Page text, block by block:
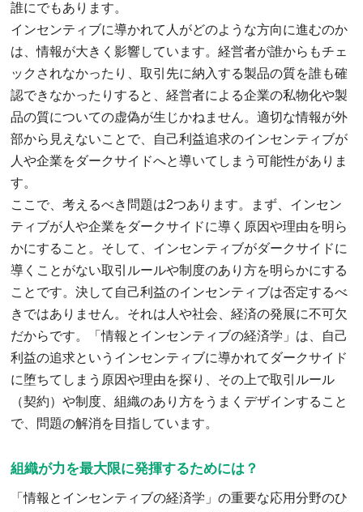
誰にでもあります。
インセンティブに導かれて人がどのような方向に進むのか
は、情報が大きく影響しています。経営者が誰からもチェ
ックされなかったり、取引先に納入する製品の質を誰も確
認できなかったりすると、経営者による企業の私物化や製
品の質についての虚偽が生じかねません。適切な情報が外
部から見えないことで、自己利益追求のインセンティブが
人や企業をダークサイドへと導いてしまう可能性がありま
す。
ここで、考えるべき問題は2つあります。まず、インセン
ティブが人や企業をダークサイドに導く原因や理由を明ら
かにすること。そして、インセンティブがダークサイドに
導くことがない取引ルールや制度のあり方を明らかにする
ことです。決して自己利益のインセンティブは否定するべ
きではありません。それは人や社会、経済の発展に不可欠
だからです。「情報とインセンティブの経済学」は、自己
利益の追求というインセンティブに導かれてダークサイド
に堕ちてしまう原因や理由を探り、その上で取引ルール
（契約）や制度、組織のあり方をうまくデザインすること
で、問題の解消を目指しています。
組織が力を最大限に発揮するためには？
「情報とインセンティブの経済学」の重要な応用分野のひ